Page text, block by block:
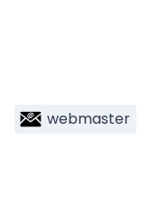
webmaster